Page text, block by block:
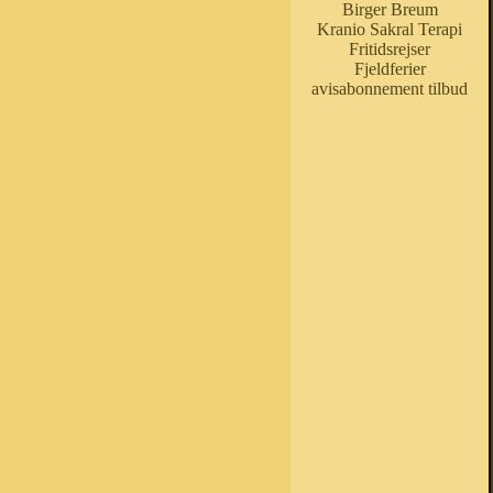
Birger Breum
Kranio Sakral Terapi
Fritidsrejser
Fjeldferier
avisabonnement tilbud